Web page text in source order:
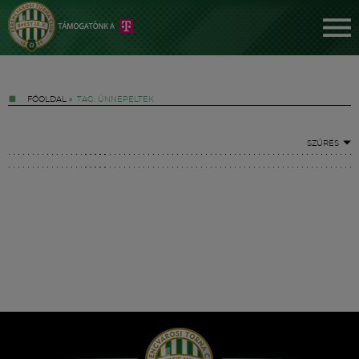
FŐOLDAL » TAG: ÜNNEPELTEK
SZŰRÉS
Hírek